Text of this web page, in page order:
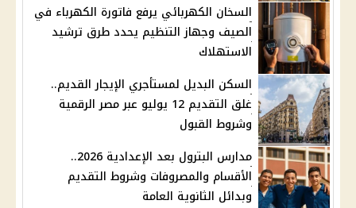
السخان الكهربائي يرفع فاتورة الكهرباء في
الصيف وجهاز التنظيم يحدد طرق ترشيد
الاستهلاك
السكن البديل لمستأجري الإيجار القديم..
غلق التقديم 12 يوليو عبر مصر الرقمية
وشروط القبول
مدارس البترول بعد الإعدادية 2026..
الأقسام والمصروفات وشروط التقديم
وبدائل الثانوية العامة